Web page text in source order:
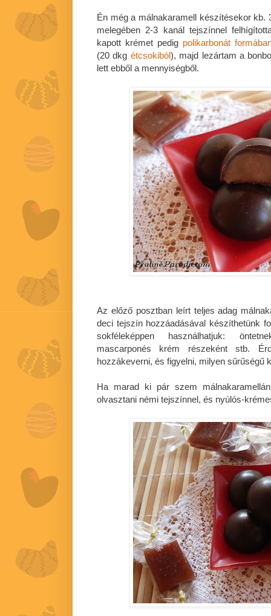
Én még a málnakaramell készítésekor kb.
melegében 2-3 kanál tejszínnel
kapott krémet pedig polikarbonát
(20 dkg étcsokiból), majd lezártam a
lett ebből a mennyiségből.
Az előző posztban leírt teljes adag
deci tejszín hozzáadásával készíthetünk
sokféleképpen használhatjuk:
mascarponés krém részeként stb.
hozzákeverni, és figyelni, milyen sűrűségű
Ha marad ki pár szem
olvasztani némi tejszínnel, és nyúlós-